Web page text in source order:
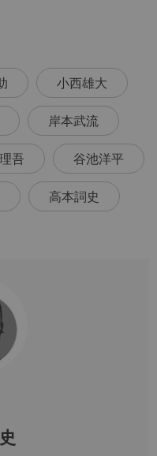
小西雄大
岸本武流
吾 谷池洋平
高本詞史